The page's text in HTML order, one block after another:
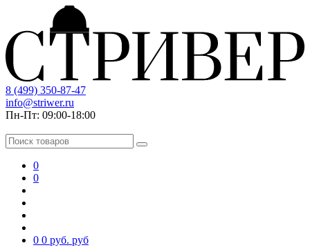
8 (499) 350-87-47
info@striwer.ru
Пн-Пт: 09:00-18:00
0
0
0 0 руб. руб